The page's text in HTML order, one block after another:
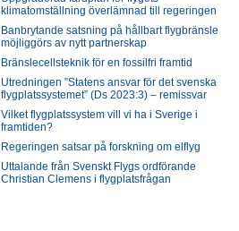
klimatomställning överlämnad till regeringen
Banbrytande satsning på hållbart flygbränsle
möjliggörs av nytt partnerskap
Bränslecellsteknik för en fossilfri framtid
Utredningen ”Statens ansvar för det svenska
flygplatssystemet” (Ds 2023:3) – remissvar
Vilket flygplatssystem vill vi ha i Sverige i
framtiden?
Regeringen satsar på forskning om elflyg
Uttalande från Svenskt Flygs ordförande
Christian Clemens i flygplatsfrågan